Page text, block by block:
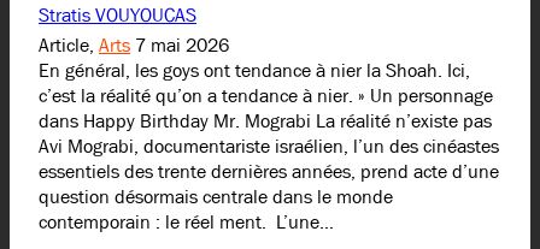
Stratis VOUYOUCAS
Article, Arts 7 mai 2026
En général, les goys ont tendance à nier la Shoah. Ici,
c’est la réalité qu’on a tendance à nier. » Un personnage
dans Happy Birthday Mr. Mograbi La réalité n’existe pas
Avi Mograbi, documentariste israélien, l’un des cinéastes
essentiels des trente dernières années, prend acte d’une
question désormais centrale dans le monde
contemporain : le réel ment. L’une…